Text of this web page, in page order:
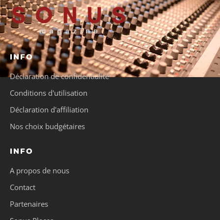
INFO
Déclaration de confidentialité
Conditions d'utilisation
Déclaration d'affiliation
Nos choix budgétaires
INFO
A propos de nous
Contact
Partenaires